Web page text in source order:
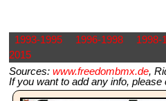
1993-1995 1996-1998 1998-
2015
Sources: www.freedombmx.de,
If you want to add any info, please